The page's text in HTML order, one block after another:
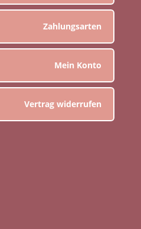
Zahlungsarten
Mein Konto
Vertrag widerrufen